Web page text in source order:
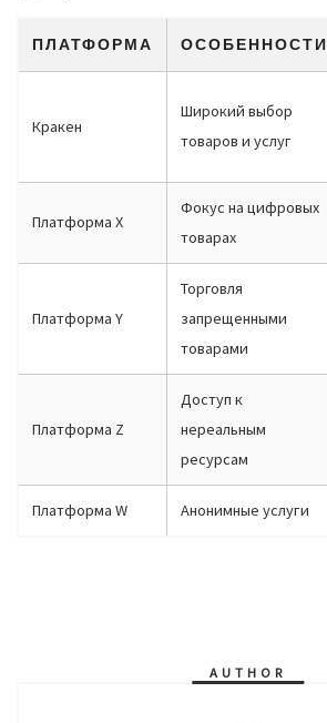
ПЛАТФОРМА ОСОБЕННОСТИ
Кракен
Широкий выбор
товаров и услуг
Платформа X
Фокус на цифровых
товарах
Платформа Y
Торговля
запрещенными
товарами
Платформа Z
Доступ к
нереальным
ресурсам
Платформа W Анонимные услуги
AUTHOR